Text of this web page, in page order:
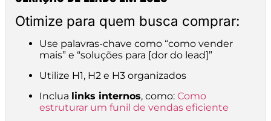
Otimize para quem busca comprar:
Use palavras-chave como “como vender
mais” e “soluções para [dor do lead]”
Utilize H1, H2 e H3 organizados
Inclua links internos, como: Como
estruturar um funil de vendas eficiente